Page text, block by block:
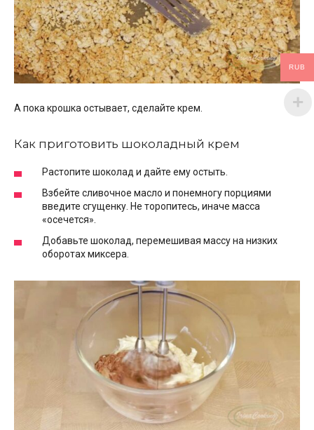
А пока крошка остывает, сделайте крем.
Как приготовить шоколадный крем
Растопите шоколад и дайте ему остыть.
Взбейте сливочное масло и понемногу порциями
введите сгущенку. Не торопитесь, иначе масса
«осечется».
Добавьте шоколад, перемешивая массу на низких
оборотах миксера.
RUB